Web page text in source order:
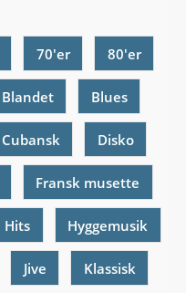
70'er 80'er
Blandet Blues
Cubansk Disko
Fransk musette
Hits Hyggemusik
Jive Klassisk